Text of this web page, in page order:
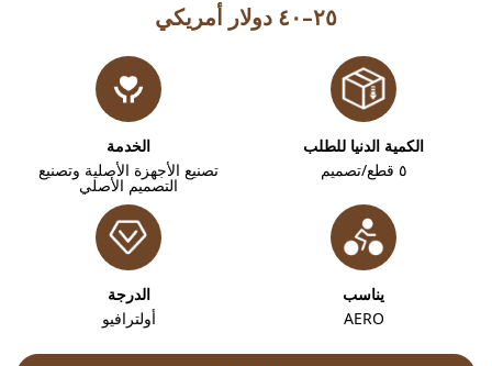
٢٥–٤٠ دولار أمريكي
الكمية الدنيا للطلب
٥ قطع/تصميم
الخدمة
تصنيع الأجهزة الأصلية وتصنيع
التصميم الأصلي
يناسب
AERO
الدرجة
أولترافيو